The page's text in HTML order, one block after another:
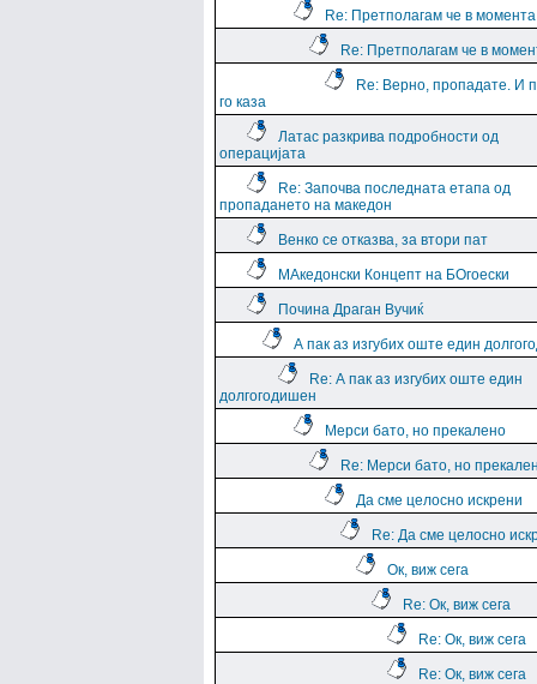
Re: Претполагам че в момента
Re: Претполагам че в
Re: Верно, пропадате. И
го каза
Латас разкрива подробности од
операцијата
Re: Започва последната етапа од
пропадането на македон
Венко се отказва, за втори пат
МАкедонски Концепт на БОгоески
Почина Драган Вучиќ
А пак аз изгубих оште един
Re: А пак аз изгубих оште един
долгогодишен
Мерси бато, но прекалено
Re: Мерси бато, но
Да сме целосно искрени
Re: Да сме целосно
Ок, виж сега
Re: Ок, виж сега
Re: Ок, виж сега
Re: Ок, виж сега